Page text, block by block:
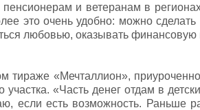
и ветеранам в
это очень удобно: можно
любовью, оказывать
тираже «Мечталлион»,
«Часть денег отдам в
если есть возможность. Раньше